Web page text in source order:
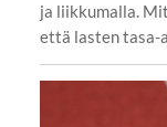
ja liikkumalla.
että lasten tasa-